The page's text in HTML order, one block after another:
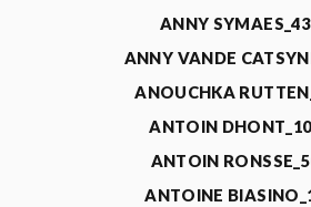
ANNY
ANNY VANDE
ANOUCHKA
ANTOIN
ANTOIN
ANTOINE